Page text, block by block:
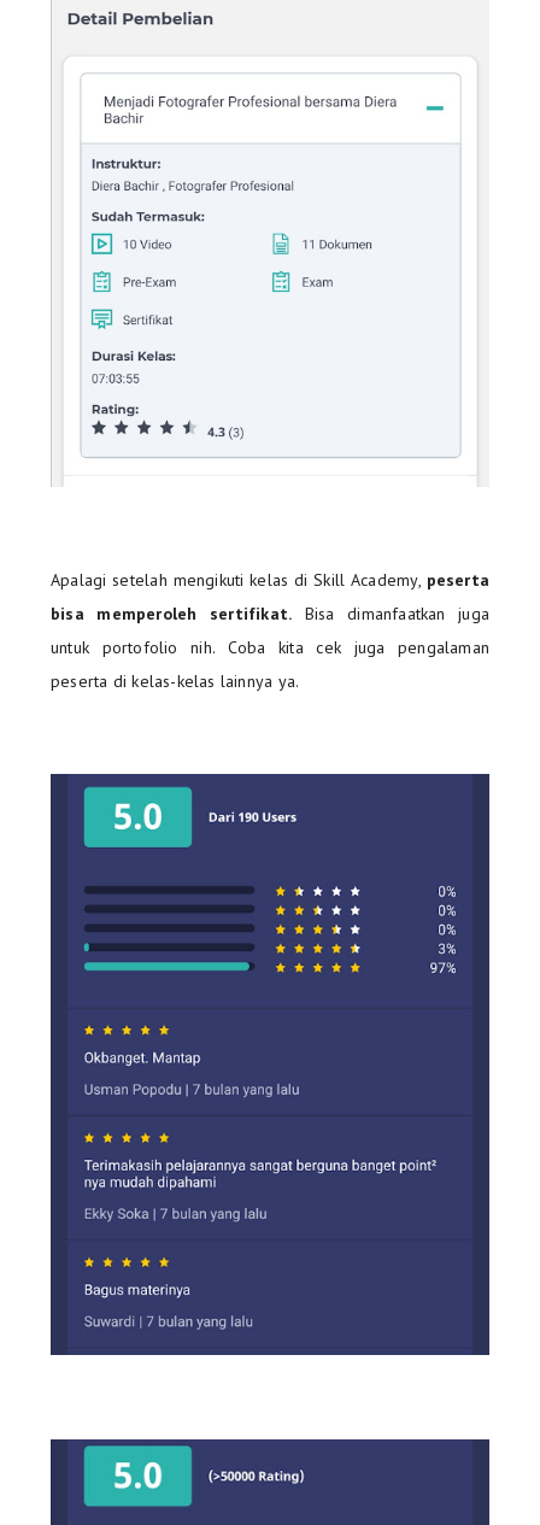
Apalagi setelah mengikuti kelas di Skill Academy, peserta
bisa memperoleh sertifikat. Bisa dimanfaatkan juga
untuk portofolio nih. Coba kita cek juga pengalaman
peserta di kelas-kelas lainnya ya.